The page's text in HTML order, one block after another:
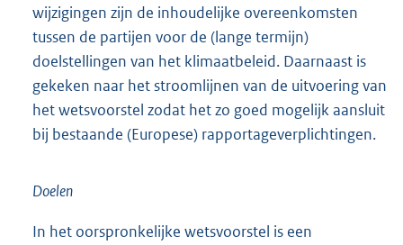
wijzigingen zijn de inhoudelijke overeenkomsten
tussen de partijen voor de (lange termijn)
doelstellingen van het klimaatbeleid. Daarnaast is
gekeken naar het stroomlijnen van de uitvoering van
het wetsvoorstel zodat het zo goed mogelijk aansluit
bij bestaande (Europese) rapportageverplichtingen.
Doelen
In het oorspronkelijke wetsvoorstel is een